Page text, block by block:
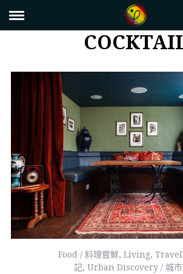
Food / 料理嘗鮮, Living, Travel
記, Urban Discovery / 城